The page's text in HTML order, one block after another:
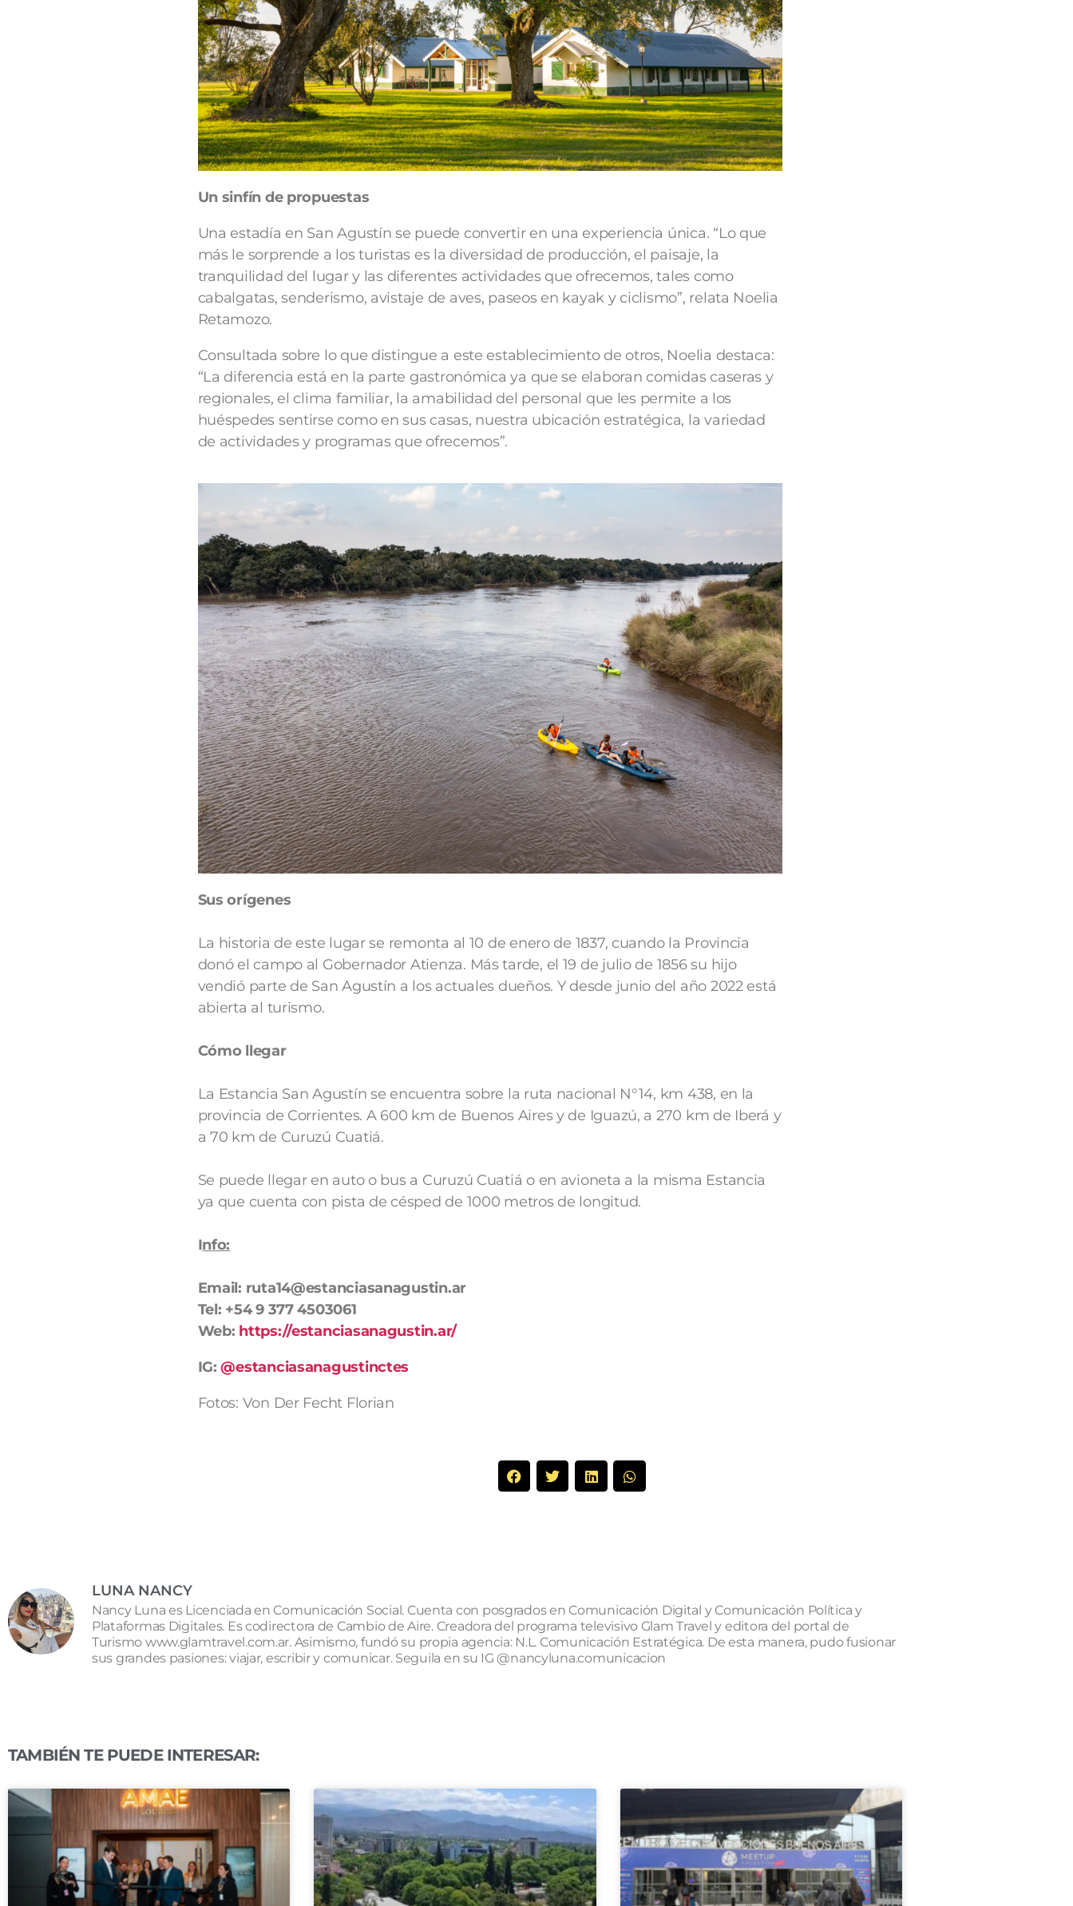
Un sinfín de propuestas
Una estadía en San Agustín se puede convertir en una experiencia única. “Lo que
más le sorprende a los turistas es la diversidad de producción, el paisaje, la
tranquilidad del lugar y las diferentes actividades que ofrecemos, tales como
cabalgatas, senderismo, avistaje de aves, paseos en kayak y ciclismo”, relata Noelia
Retamozo.
Consultada sobre lo que distingue a este establecimiento de otros, Noelia destaca:
“La diferencia está en la parte gastronómica ya que se elaboran comidas caseras y
regionales, el clima familiar, la amabilidad del personal que les permite a los
huéspedes sentirse como en sus casas, nuestra ubicación estratégica, la variedad
de actividades y programas que ofrecemos”.
Sus orígenes
La historia de este lugar se remonta al 10 de enero de 1837, cuando la Provincia
donó el campo al Gobernador Atienza. Más tarde, el 19 de julio de 1856 su hijo
vendió parte de San Agustín a los actuales dueños. Y desde junio del año 2022 está
abierta al turismo.
Cómo llegar
La Estancia San Agustín se encuentra sobre la ruta nacional N°14, km 438, en la
provincia de Corrientes. A 600 km de Buenos Aires y de Iguazú, a 270 km de Iberá y
a 70 km de Curuzú Cuatiá.
Se puede llegar en auto o bus a Curuzú Cuatiá o en avioneta a la misma Estancia
ya que cuenta con pista de césped de 1000 metros de longitud.
Info:
Email: ruta14@estanciasanagustin.ar
Tel: +54 9 377 4503061
Web: https://estanciasanagustin.ar/
IG:@estanciasanagustinctes
Fotos: Von Der Fecht Florian
LUNA NANCY
Nancy Luna es Licenciada en Comunicación Social. Cuenta con posgrados en Comunicación Digital y Comunicación Política y
Plataformas Digitales. Es codirectora de Cambio de Aire. Creadora del programa televisivo Glam Travel y editora del portal de
Turismo www.glamtravel.com.ar. Asimismo, fundó su propia agencia: N.L. Comunicación Estratégica. De esta manera, pudo fusionar
sus grandes pasiones: viajar, escribir y comunicar. Seguila en su IG @nancyluna.comunicacion
TAMBIÉN TE PUEDE INTERESAR: